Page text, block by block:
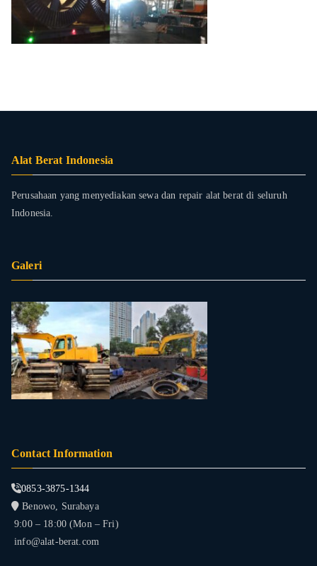
Alat Berat Indonesia
Perusahaan yang menyediakan sewa dan repair alat berat di seluruh
Indonesia.
Galeri
Contact Information
0853-3875-1344
Benowo, Surabaya
9:00 – 18:00 (Mon – Fri)
info@alat-berat.com